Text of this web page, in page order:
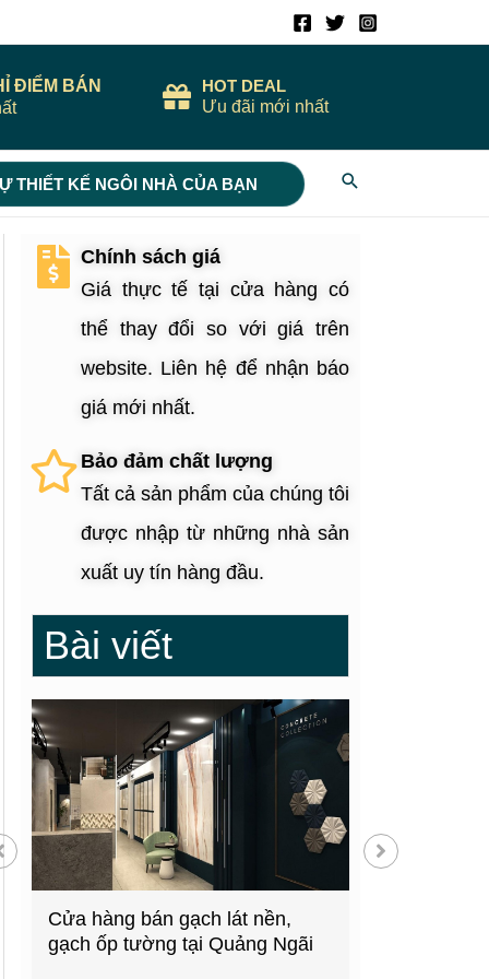
ĐIỂM BÁN
HOT DEAL
Ưu đãi mới nhất
THIẾT KẾ NGÔI NHÀ CỦA BẠN Search
Chính sách giá
Giá thực tế tại cửa hàng có
thể thay đổi so với giá trên
website. Liên hệ để nhận báo
giá mới nhất.
Bảo đảm chất lượng
Tất cả sản phẩm của chúng tôi
được nhập từ những nhà sản
xuất uy tín hàng đầu.
Bài viết
Cửa hàng bán gạch lát nền,
gạch ốp tường tại Quảng Ngãi